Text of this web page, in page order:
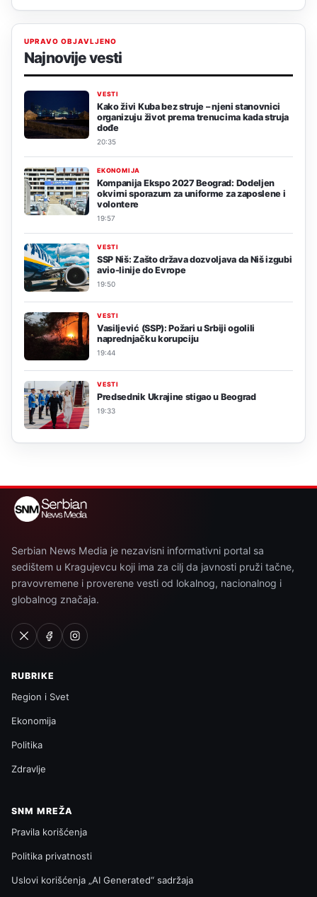
UPRAVO OBJAVLJENO
Najnovije vesti
VESTI
Kako živi Kuba bez struje – njeni stanovnici
organizuju život prema trenucima kada struja
dođe
20:35
EKONOMIJA
Kompanija Ekspo 2027 Beograd: Dodeljen
okvirni sporazum za uniforme za zaposlene i
volontere
19:57
VESTI
SSP Niš: Zašto država dozvoljava da Niš izgubi
avio-linije do Evrope
19:50
VESTI
Vasiljević (SSP): Požari u Srbiji ogolili
naprednjačku korupciju
19:44
VESTI
Predsednik Ukrajine stigao u Beograd
19:33
Serbian News Media je nezavisni informativni portal sa
sedištem u Kragujevcu koji ima za cilj da javnosti pruži tačne,
pravovremene i proverene vesti od lokalnog, nacionalnog i
globalnog značaja.
RUBRIKE
Region i Svet
Ekonomija
Politika
Zdravlje
SNM MREŽA
Pravila korišćenja
Politika privatnosti
Uslovi korišćenja „AI Generated“ sadržaja